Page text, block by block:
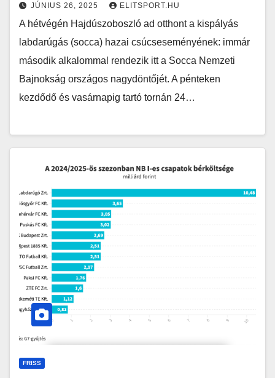
JÚNIUS 26, 2025 ELITSPORT.HU
A hétvégén Hajdúszoboszló ad otthont a kispályás
labdarúgás (socca) hazai csúcseseményének: immár
második alkalommal rendezik itt a Socca Nemzeti
Bajnokság országos nagydöntőjét. A pénteken
kezdődő és vasárnapig tartó tornán 24…
FRISS